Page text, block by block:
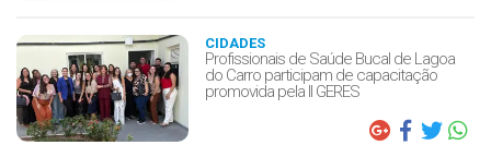
CIDADES
Profissionais de Saúde Bucal de Lagoa
do Carro participam de capacitação
promovida pela II GERES